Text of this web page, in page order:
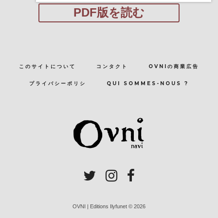
PDF版を読む
このサイトについて コンタクト OVNIの商業広告
プライバシーポリシ QUI SOMMES-NOUS ?
OVNI | Editions Ilyfunet © 2026